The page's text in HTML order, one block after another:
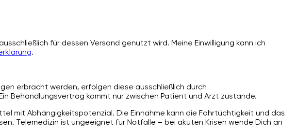
für dessen Versand genutzt wird. Meine Einwilligung kann ich
.
erbracht werden, erfolgen diese ausschließlich durch
Behandlungsvertrag kommt nur zwischen Patient und Arzt zustande.
mit Abhängigkeitspotenzial. Die Einnahme kann die Fahrtüchtigkeit und das
Telemedizin ist ungeeignet für Notfälle – bei akuten Krisen wende Dich an